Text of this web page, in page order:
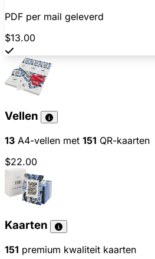
PDF per mail geleverd
$13.00
Vellen
13 A4-vellen met 151 QR-kaarten
$22.00
Kaarten
151 premium kwaliteit kaarten